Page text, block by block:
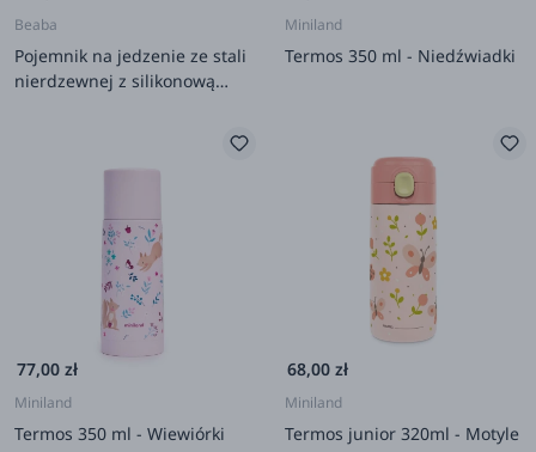
Beaba
Pojemnik na jedzenie ze stali
nierdzewnej z silikonową
Miniland
Termos 350 ml - Niedźwiadki
77,00 zł
Miniland
Termos 350 ml - Wiewiórki
68,00 zł
Miniland
Termos junior 320ml - Motyle